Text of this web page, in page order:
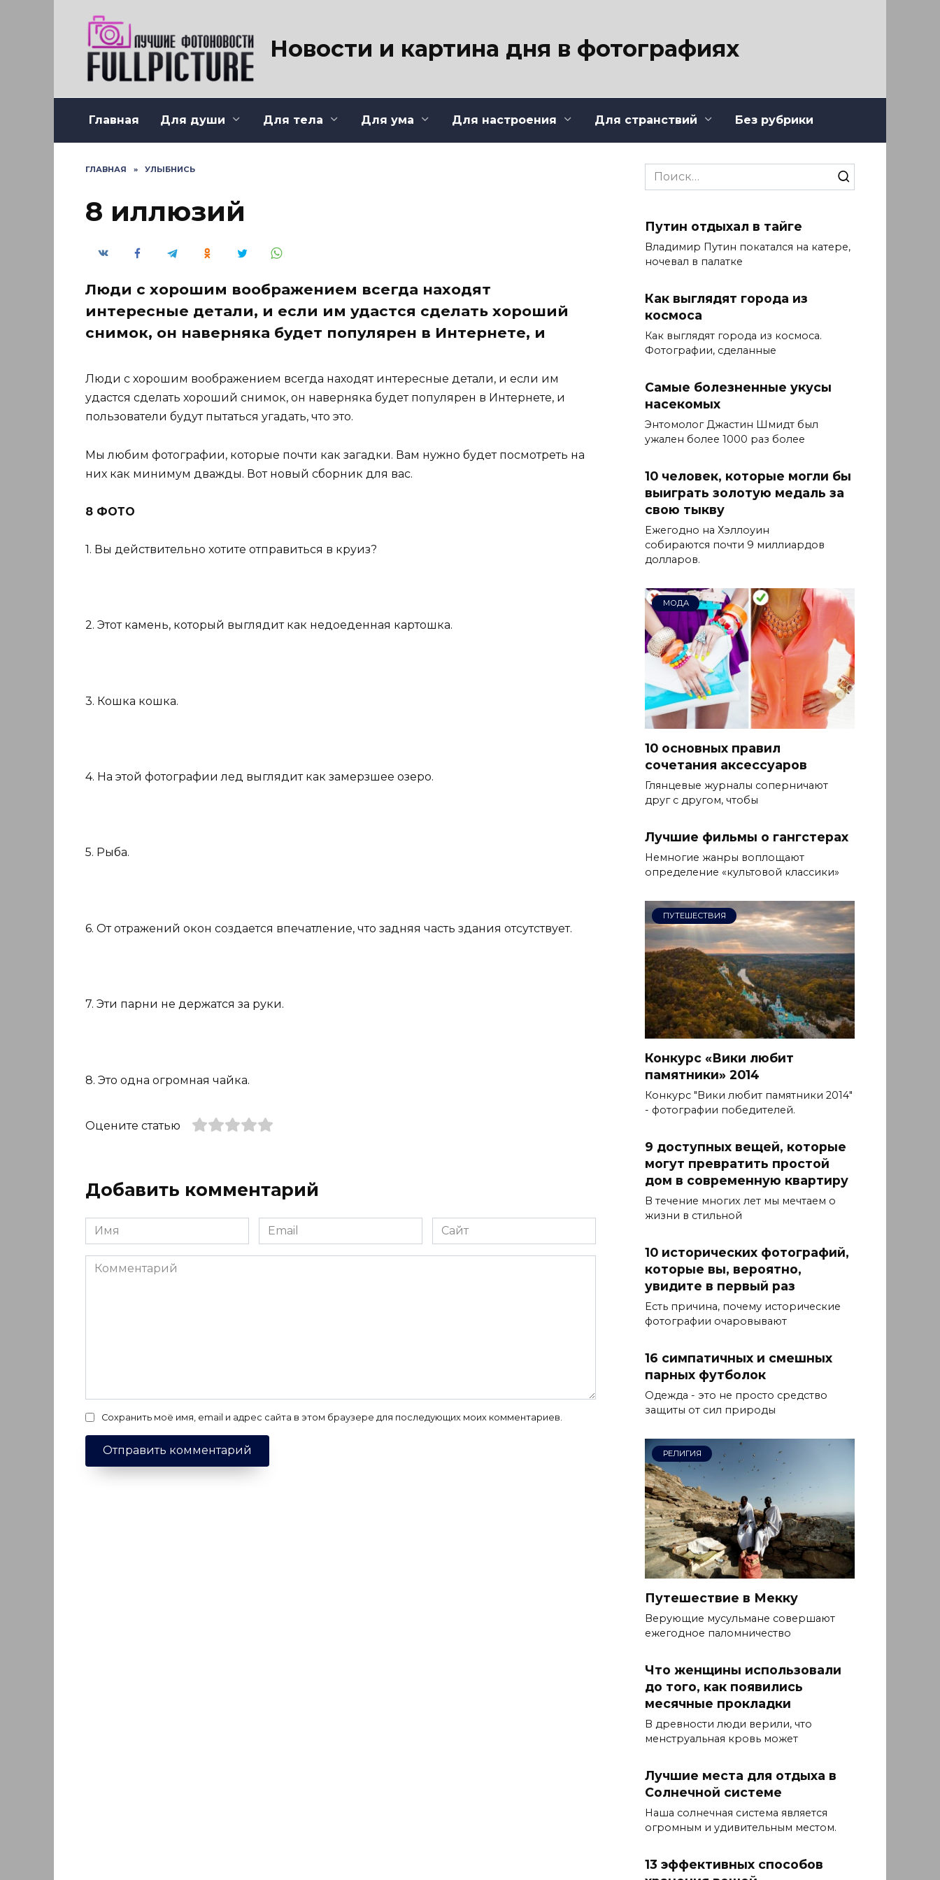
Новости и картина дня в фотографиях
Главная Для души Для тела Для ума Для настроения Для странствий Без рубрики
ГЛАВНАЯ » УЛЫБНИСЬ
8 иллюзий
Люди с хорошим воображением всегда находят
интересные детали, и если им удастся сделать хороший
снимок, он наверняка будет популярен в Интернете, и
Люди с хорошим воображением всегда находят интересные детали, и если им
удастся сделать хороший снимок, он наверняка будет популярен в Интернете, и
пользователи будут пытаться угадать, что это.
Мы любим фотографии, которые почти как загадки. Вам нужно будет посмотреть на
них как минимум дважды. Вот новый сборник для вас.
8 ФОТО
1. Вы действительно хотите отправиться в круиз?
2. Этот камень, который выглядит как недоеденная картошка.
3. Кошка кошка.
4. На этой фотографии лед выглядит как замерзшее озеро.
5. Рыба.
6. От отражений окон создается впечатление, что задняя часть здания отсутствует.
7. Эти парни не держатся за руки.
8. Это одна огромная чайка.
Оцените статью
Добавить комментарий
Имя
*
Email
*
Сайт
Комментарий
Сохранить моё имя, email и адрес сайта в этом браузере для последующих моих комментариев.
Search
for:
Путин отдыхал в тайге
Владимир Путин покатался на катере,
ночевал в палатке
Как выглядят города из
космоса
Как выглядят города из космоса.
Фотографии, сделанные
Самые болезненные укусы
насекомых
Энтомолог Джастин Шмидт был
ужален более 1000 раз более
10 человек, которые могли бы
выиграть золотую медаль за
свою тыкву
Ежегодно на Хэллоуин
собираются почти 9 миллиардов
долларов.
МОДА
10 основных правил
сочетания аксессуаров
Глянцевые журналы соперничают
друг с другом, чтобы
Лучшие фильмы о гангстерах
Немногие жанры воплощают
определение «культовой классики»
ПУТЕШЕСТВИЯ
Конкурс «Вики любит
памятники» 2014
Конкурс "Вики любит памятники 2014"
- фотографии победителей.
9 доступных вещей, которые
могут превратить простой
дом в современную квартиру
В течение многих лет мы мечтаем о
жизни в стильной
10 исторических фотографий,
которые вы, вероятно,
увидите в первый раз
Есть причина, почему исторические
фотографии очаровывают
16 симпатичных и смешных
парных футболок
Одежда - это не просто средство
защиты от сил природы
РЕЛИГИЯ
Путешествие в Мекку
Верующие мусульмане совершают
ежегодное паломничество
Что женщины использовали
до того, как появились
месячные прокладки
В древности люди верили, что
менструальная кровь может
Лучшие места для отдыха в
Солнечной системе
Наша солнечная система является
огромным и удивительным местом.
13 эффективных способов